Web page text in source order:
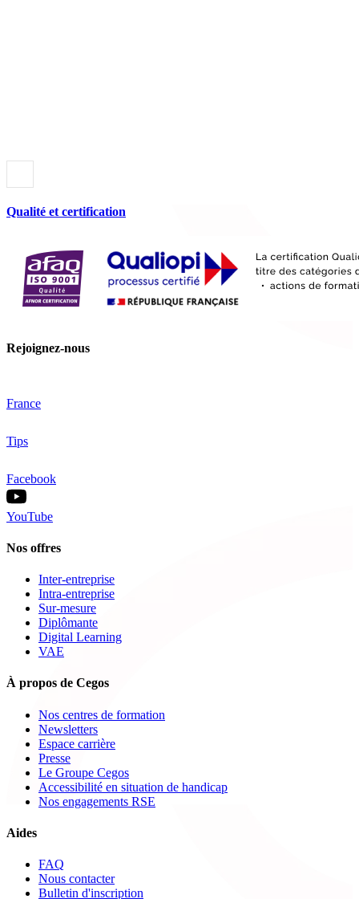
Qualité et certification
Rejoignez-nous
France
Tips
Facebook
YouTube
Nos offres
Inter-entreprise
Intra-entreprise
Sur-mesure
Diplômante
Digital Learning
VAE
À propos de Cegos
Nos centres de formation
Newsletters
Espace carrière
Presse
Le Groupe Cegos
Accessibilité en situation de handicap
Nos engagements RSE
Aides
FAQ
Nous contacter
Bulletin d'inscription